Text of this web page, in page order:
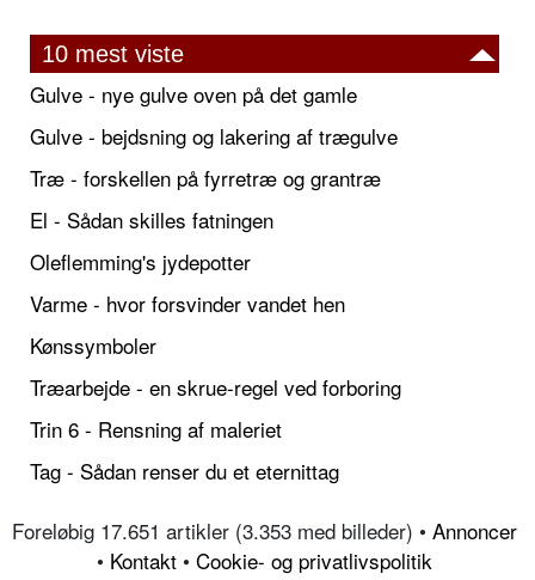
10 mest viste
Gulve - nye gulve oven på det gamle
Gulve - bejdsning og lakering af trægulve
Træ - forskellen på fyrretræ og grantræ
El - Sådan skilles fatningen
Oleflemming's jydepotter
Varme - hvor forsvinder vandet hen
Kønssymboler
Træarbejde - en skrue-regel ved forboring
Trin 6 - Rensning af maleriet
Tag - Sådan renser du et eternittag
Foreløbig 17.651 artikler (3.353 med billeder) • Annoncer
• Kontakt • Cookie- og privatlivspolitik